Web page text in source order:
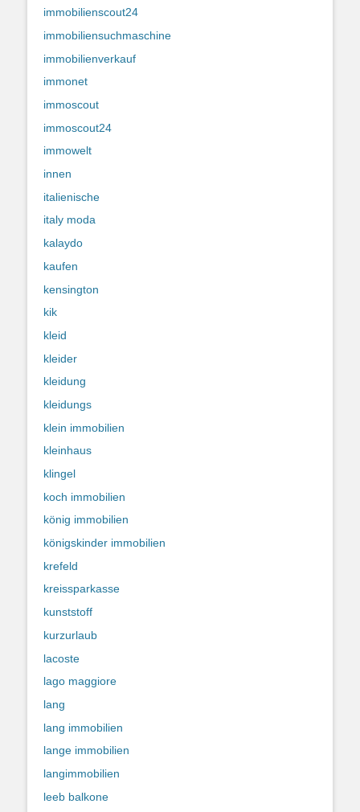
immobilienscout24
immobiliensuchmaschine
immobilienverkauf
immonet
immoscout
immoscout24
immowelt
innen
italienische
italy moda
kalaydo
kaufen
kensington
kik
kleid
kleider
kleidung
kleidungs
klein immobilien
kleinhaus
klingel
koch immobilien
könig immobilien
königskinder immobilien
krefeld
kreissparkasse
kunststoff
kurzurlaub
lacoste
lago maggiore
lang
lang immobilien
lange immobilien
langimmobilien
leeb balkone